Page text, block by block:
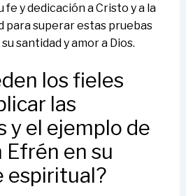
y dedicación a Cristo y a la
para superar estas pruebas
santidad y amor a Dios.
los fieles
las
y el ejemplo de
Efrén en su
espiritual?